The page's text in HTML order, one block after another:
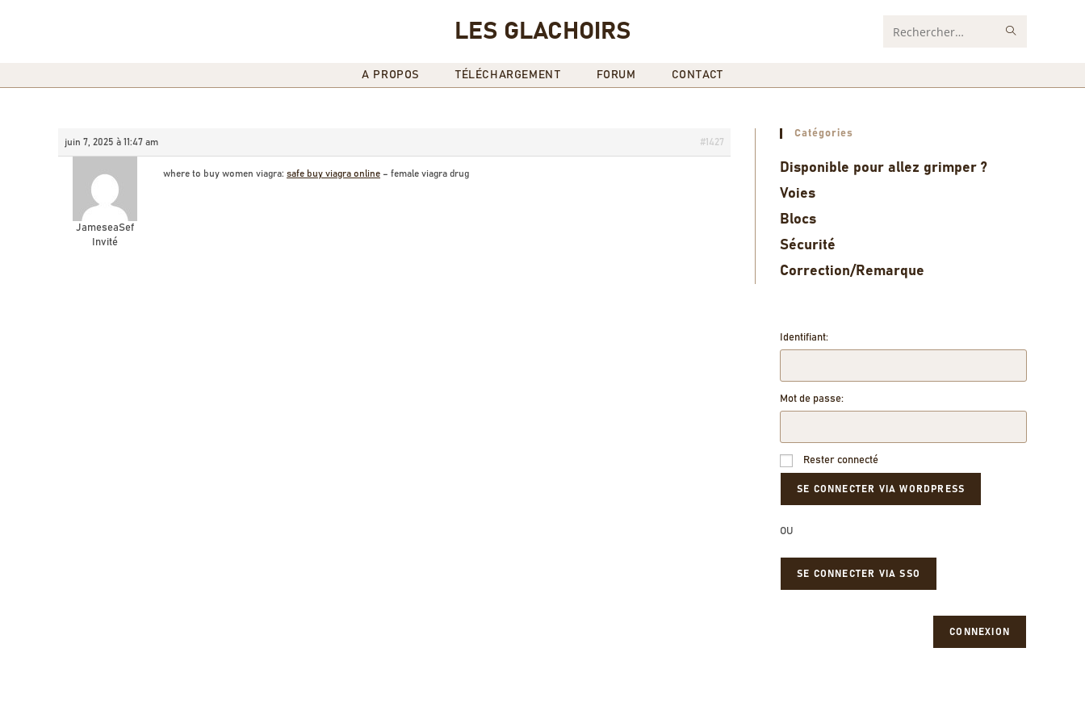
LES GLACHOIRS Rechercher
A PROPOS TÉLÉCHARGEMENT FORUM CONTACT
juin 7, 2025 à 11:47 am #1427
JameseaSef
Invité
where to buy women viagra: safe buy viagra online – female viagra drug
Catégories
Disponible pour allez grimper ?
Voies
Blocs
Sécurité
Correction/Remarque
Identifiant:
Mot de passe:
Rester connecté
OU
SE CONNECTER VIA SSO
CONNEXION